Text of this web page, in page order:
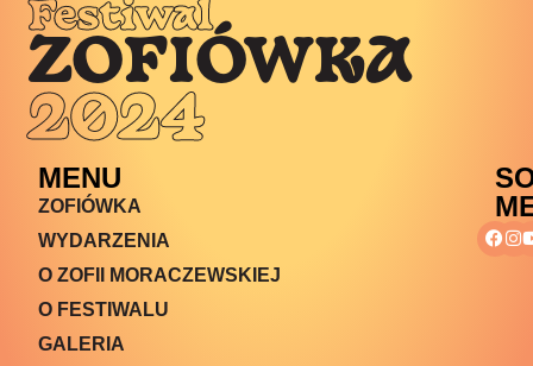
Festiwal
ZOFIÓWKA
2024
MENU
ZOFIÓWKA
WYDARZENIA
O ZOFII MORACZEWSKIEJ
O FESTIWALU
GALERIA